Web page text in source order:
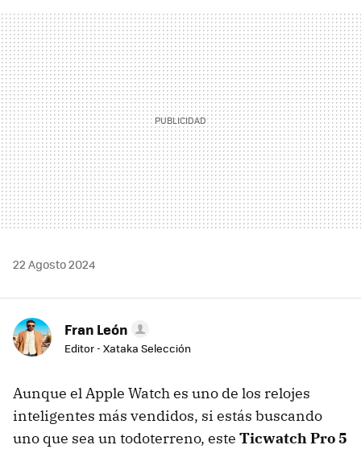
MAIL
22 Agosto 2024
Fran León
Editor - Xataka Selección
Aunque el Apple Watch es uno de los relojes
inteligentes más vendidos, si estás buscando
uno que sea un todoterreno, este Ticwatch Pro 5